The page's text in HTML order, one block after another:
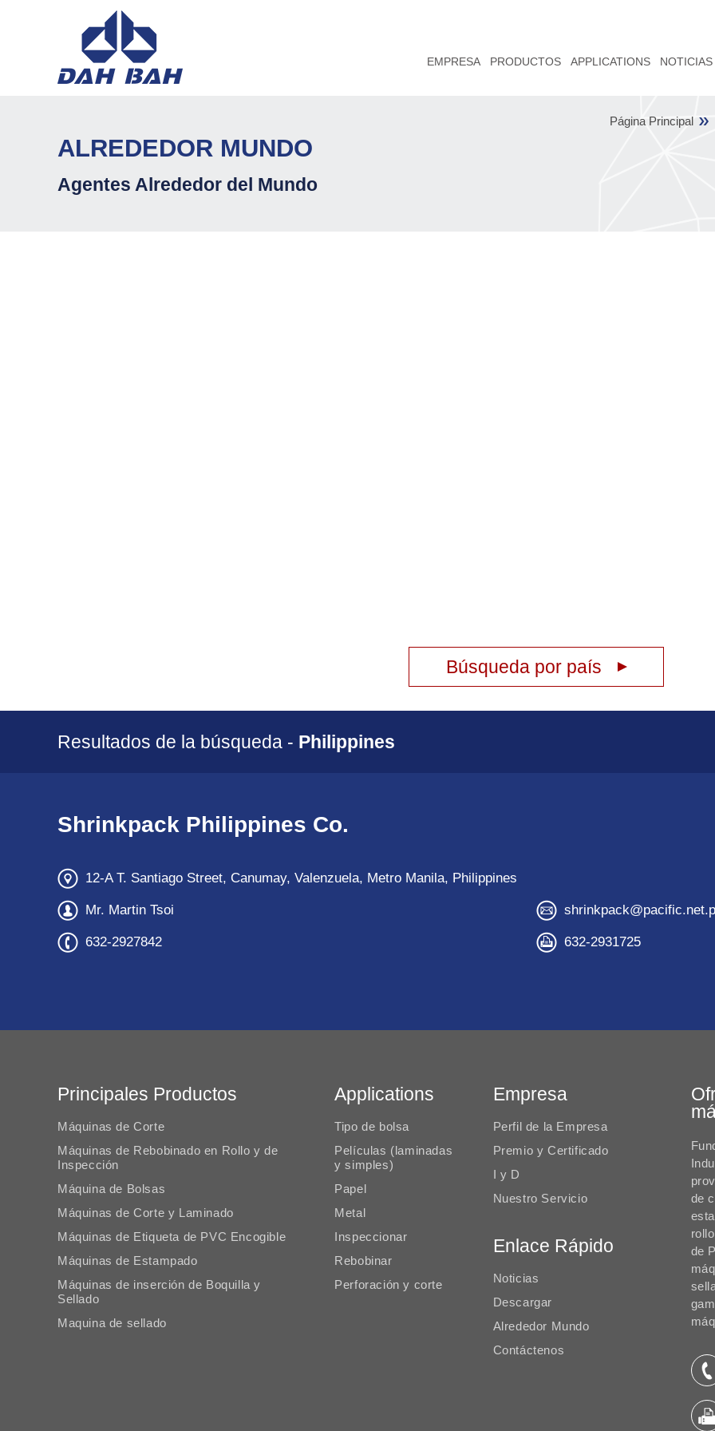
EMPRESA PRODUCTOS APPLICATIONS NOTICIAS
ALREDEDOR MUNDO
Agentes Alrededor del Mundo
Página Principal
Búsqueda por país
Resultados de la búsqueda - Philippines
Shrinkpack Philippines Co.
12-A T. Santiago Street, Canumay, Valenzuela, Metro Manila, Philippines
Mr. Martin Tsoi
632-2927842 632-2931725
Principales Productos
Máquinas de Corte
Máquinas de Rebobinado en Rollo y de
Inspección
Máquina de Bolsas
Máquinas de Corte y Laminado
Máquinas de Etiqueta de PVC Encogible
Máquinas de Estampado
Máquinas de inserción de Boquilla y
Sellado
Maquina de sellado
Applications
Tipo de bolsa
Películas (laminadas
y simples)
Papel
Metal
Inspeccionar
Rebobinar
Perforación y corte
Empresa
Perfil de la Empresa
Premio y Certificado
I y D
Nuestro Servicio
Enlace Rápido
Noticias
Descargar
Alrededor Mundo
Contáctenos
de
de